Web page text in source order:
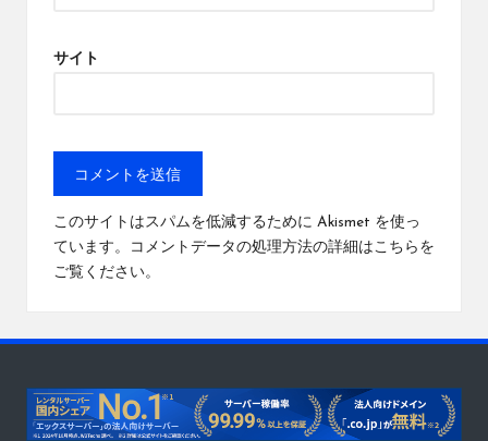
サイト
このサイトはスパムを低減するために Akismet を使っ
ています。
コメントデータの処理方法の詳細はこちらを
ご覧ください。